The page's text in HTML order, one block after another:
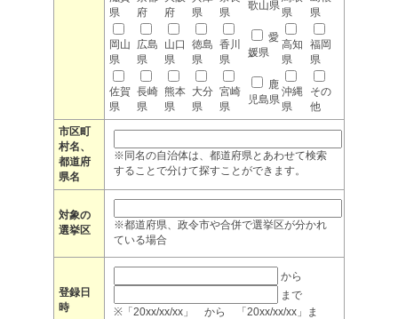
県
府
府
県
県
歌山県
県
県
岡山
県
広島
県
山口
県
徳島
県
香川
県
愛
媛県
高知
県
福岡
県
佐賀
県
長崎
県
熊本
県
大分
県
宮崎
県
鹿
児島県
沖縄
県
その
他
市区町
村名、
都道府
県名
※同名の自治体は、都道府県とあわせて検索
することで分けて探すことができます。
対象の
選挙区
※都道府県、政令市や合併で選挙区が分かれ
ている場合
登録日
時
から
まで
※「20xx/xx/xx」 から 「20xx/xx/xx」ま